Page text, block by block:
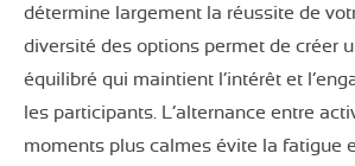
détermine largement la réussite de
diversité des options permet de créer
équilibré qui maintient l’intérêt et
les participants. L’alternance entre
moments plus calmes évite la fatigue